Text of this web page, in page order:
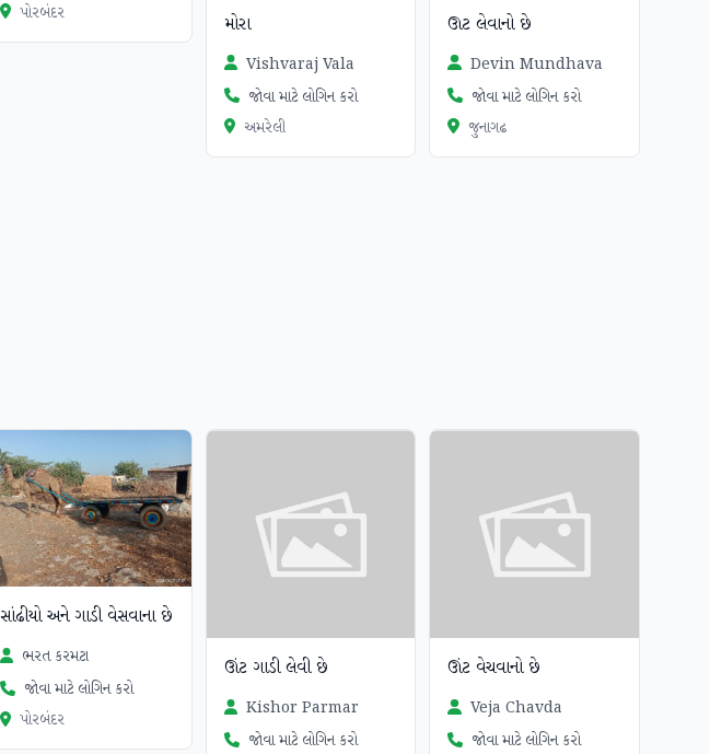
પોરબંદર
મોરા
Vishvaraj Vala
જોવા માટે લોગિન કરો
અમરેલી
ઊટ લેવાનો છે
Devin Mundhava
જોવા માટે લોગિન કરો
જુનાગઢ
સાંઢીયો અને ગાડી વેસવાના છે
ભરત કરમટા
જોવા માટે લોગિન કરો
પોરબંદર
ઊંટ ગાડી લેવી છે
Kishor Parmar
જોવા માટે લોગિન કરો
ઊંટ વેચવાનો છે
Veja Chavda
જોવા માટે લોગિન કરો